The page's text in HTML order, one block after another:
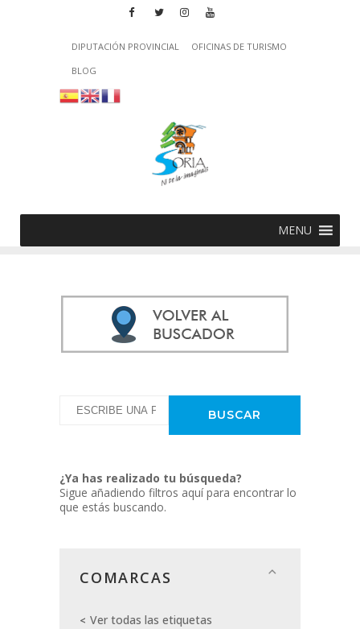
DIPUTACIÓN PROVINCIAL
OFICINAS DE TURISMO
BLOG
MENU
¿Ya has realizado tu búsqueda?
Sigue añadiendo filtros aquí para encontrar lo
que estás buscando.
COMARCAS
Ver todas las etiquetas